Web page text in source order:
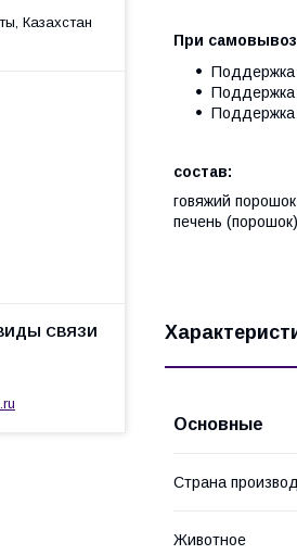
При
Поддержка
Поддержка
Поддержка
состав:
говяжий
печень
Основные
Страна
Животное
Казахстан